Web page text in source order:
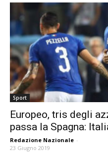
Sport
Europeo, tris degli
passa la Spagna:
Redazione Nazionale -
23 Giugno 2019